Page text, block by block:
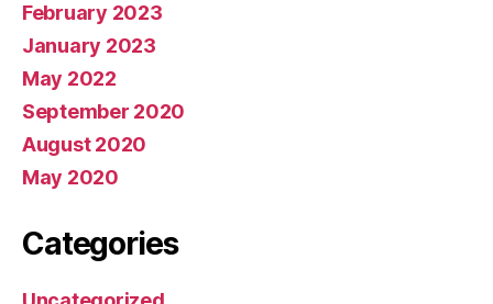
February 2023
January 2023
May 2022
September 2020
August 2020
May 2020
Categories